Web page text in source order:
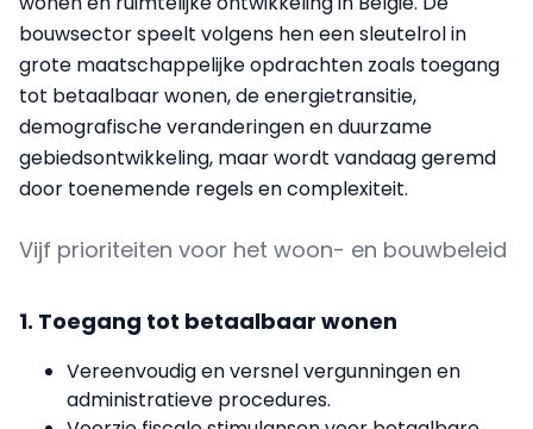
bouwsector speelt volgens hen een sleutelrol in
grote maatschappelijke opdrachten zoals toegang
tot betaalbaar wonen, de energietransitie,
demografische veranderingen en duurzame
gebiedsontwikkeling, maar wordt vandaag geremd
door toenemende regels en complexiteit.
Vijf prioriteiten voor het woon- en bouwbeleid
1. Toegang tot betaalbaar wonen
Vereenvoudig en versnel vergunningen en
administratieve procedures.